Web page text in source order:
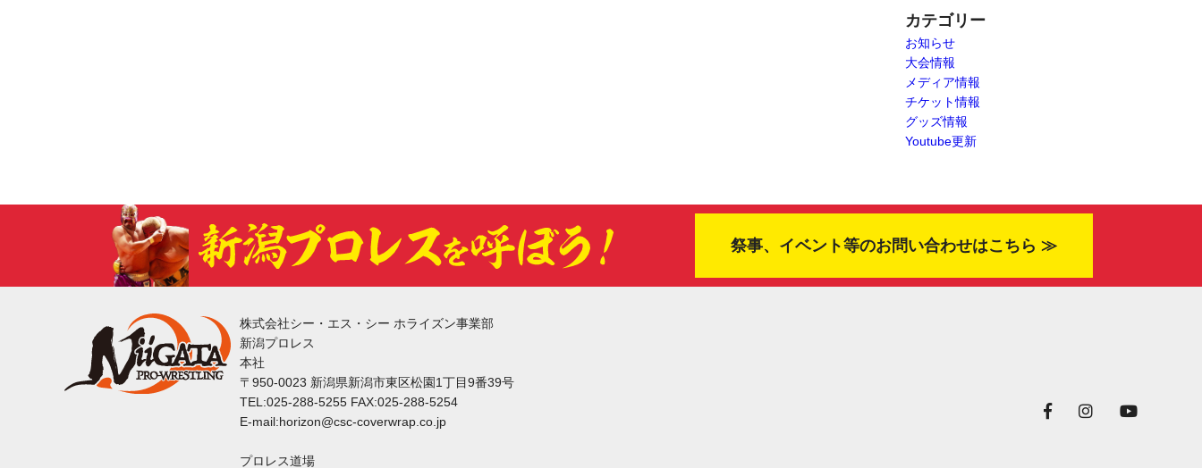
カテゴリー
お知らせ
大会情報
メディア情報
チケット情報
グッズ情報
Youtube更新
祭事、イベント等のお問い合わせはこちら ≫
株式会社シー・エス・シー ホライズン事業部
新潟プロレス
本社
〒950-0023 新潟県新潟市東区松園1丁目9番39号
TEL:025-288-5255 FAX:025-288-5254
E-mail:horizon@csc-coverwrap.co.jp
プロレス道場